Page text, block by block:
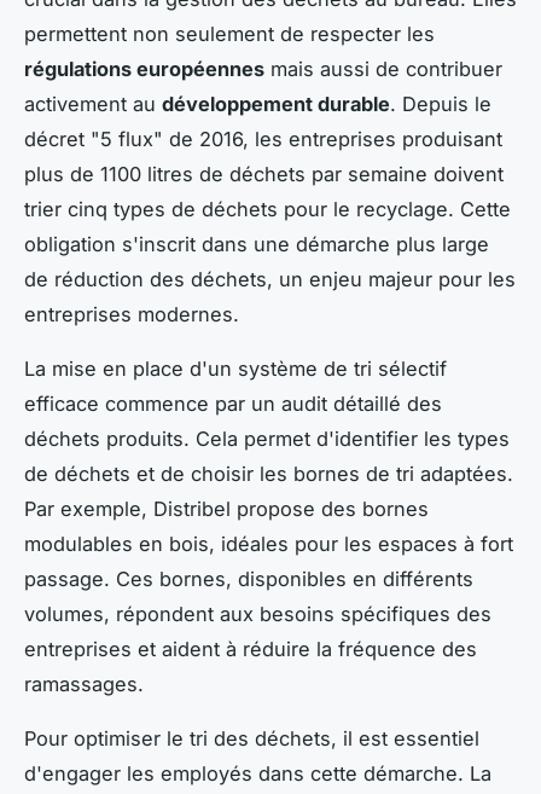
permettent non seulement de respecter les
régulations européennes mais aussi de contribuer
activement au développement durable. Depuis le
décret "5 flux" de 2016, les entreprises produisant
plus de 1100 litres de déchets par semaine doivent
trier cinq types de déchets pour le recyclage. Cette
obligation s'inscrit dans une démarche plus large
de réduction des déchets, un enjeu majeur pour les
entreprises modernes.
La mise en place d'un système de tri sélectif
efficace commence par un audit détaillé des
déchets produits. Cela permet d'identifier les types
de déchets et de choisir les bornes de tri adaptées.
Par exemple, Distribel propose des bornes
modulables en bois, idéales pour les espaces à fort
passage. Ces bornes, disponibles en différents
volumes, répondent aux besoins spécifiques des
entreprises et aident à réduire la fréquence des
ramassages.
Pour optimiser le tri des déchets, il est essentiel
d'engager les employés dans cette démarche. La